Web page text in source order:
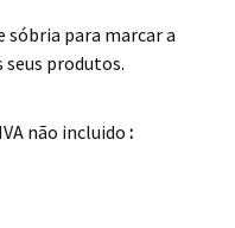
sóbria para marcar a
seus produtos.
não incluido :